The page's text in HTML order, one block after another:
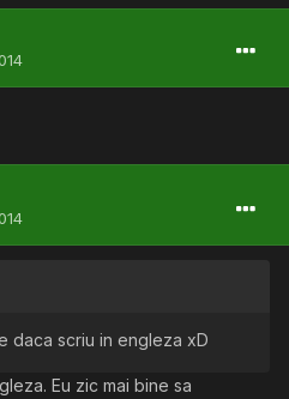
daca scriu in engleza xD
Eu zic mai bine sa